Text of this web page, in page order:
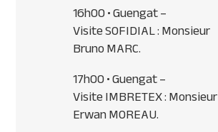
16h00 • Guengat –
VisiteSOFIDIAL: Monsieur
BrunoMARC.
17h00 • Guengat –
VisiteIMBRETEX: Monsieur
ErwanMOREAU.